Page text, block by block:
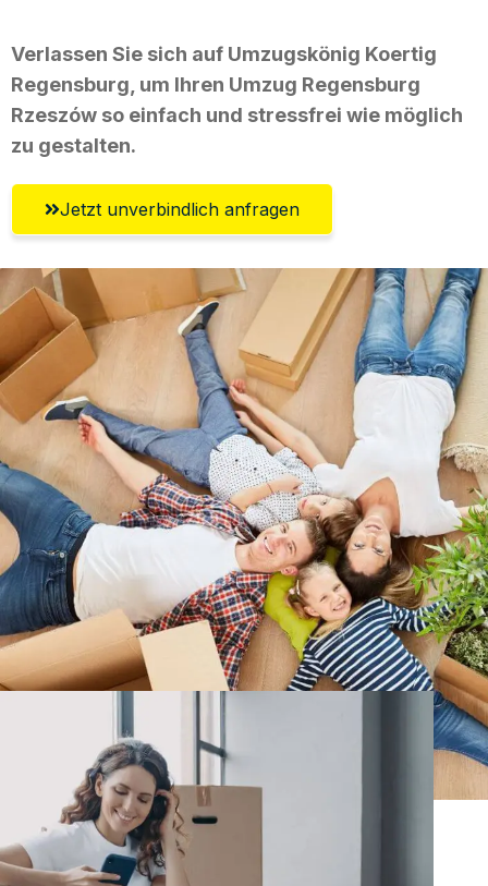
Verlassen Sie sich auf Umzugskönig Koertig
Regensburg, um Ihren Umzug Regensburg
Rzeszów so einfach und stressfrei wie möglich
zu gestalten.
Jetzt unverbindlich anfragen